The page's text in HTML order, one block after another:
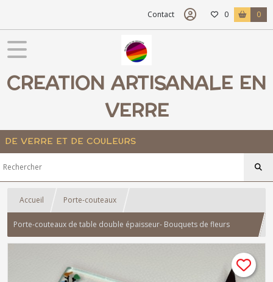
Contact 0 0
CREATION ARTISANALE EN
VERRE
DE VERRE ET DE COULEURS
Accueil Porte-couteaux
Porte-couteaux de table double épaisseur- Bouquets de fleurs